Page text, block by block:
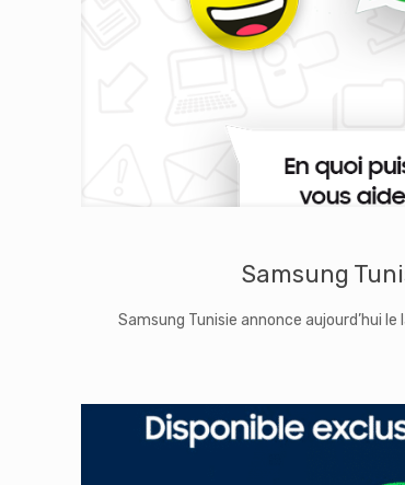
Samsung
Samsung Tunisie annonce aujourd’hui